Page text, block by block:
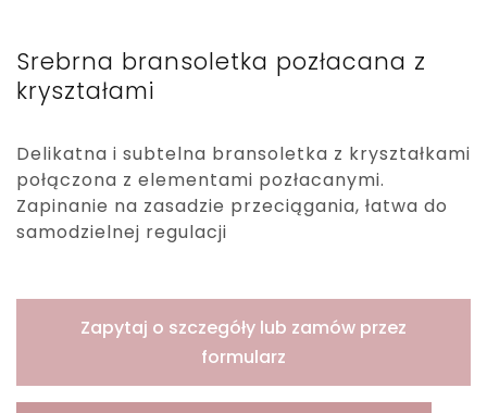
Srebrna bransoletka pozłacana z
kryształami
Delikatna i subtelna bransoletka z kryształkami
połączona z elementami pozłacanymi.
Zapinanie na zasadzie przeciągania, łatwa do
samodzielnej regulacji
Zapytaj o szczegóły lub zamów przez
formularz